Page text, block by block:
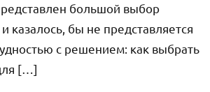
большой выбор
казалось, бы не представляется
с решением: как выбрать
[…]